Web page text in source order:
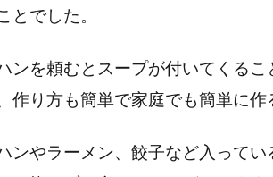
とでした。
ンを頼むとスープが付いてくるこ
作り方も簡単で家庭でも簡単に作
ンやラーメン、餃子など入って